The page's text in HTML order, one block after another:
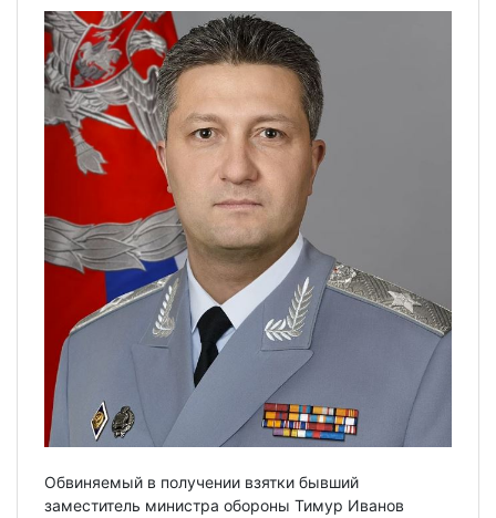
Обвиняемый в получении взятки бывший
заместитель министра обороны Тимур Иванов